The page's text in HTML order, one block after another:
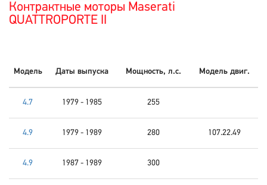
Контрактные моторы Maserati
QUATTROPORTE II
Модель Даты выпуска Мощность, л.с. Модель двиг.
4.7 1979 - 1985 255
4.9 1979 - 1989 280 107.22.49
4.9 1987 - 1989 300